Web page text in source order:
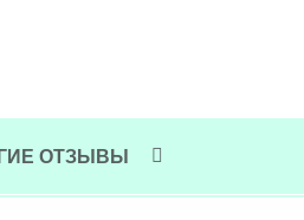
ОТЗЫВЫ